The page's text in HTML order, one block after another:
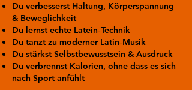
Du verbesserst Haltung, Körperspannung
& Beweglichkeit
Du lernst echte Latein‑Technik
Du tanzt zu moderner Latin‑Musik
Du stärkst Selbstbewusstsein & Ausdruck
Du verbrennst Kalorien, ohne dass es sich
nach Sport anfühlt